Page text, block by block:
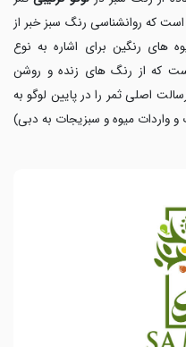
که روانشناسی رنگ سبز خبر از
های رنگین برای اشاره به نوع
که از رنگ های زنده و روشن
اصلی ثمر را در پایین لوگو به
و واردات میوه و سبزیجات به دبی)